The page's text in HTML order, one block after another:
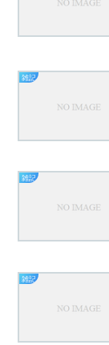
雑記
雑記
雑記